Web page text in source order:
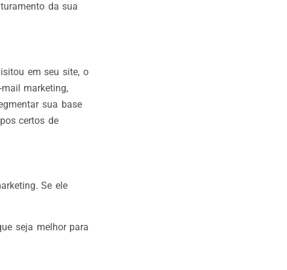
da sua
em seu site, o
marketing,
sua base
certos de
Se ele
seja melhor para